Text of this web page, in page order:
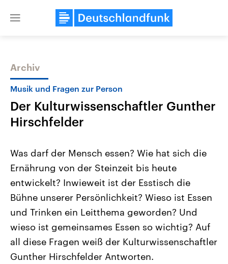
Close
Themen
Landtagswahl Sachsen-Anhalt
2026
Alle Informationen
Sachsen-Anhalt wählt am 6.
September 2026 einen neuen
Landtag. Seit 2021 wird das
Bundesland von einer Koalition aus
CDU, SPD und FDP regiert.-
Umfragen, Prognosen,
Wahlprogramme, aktuelle Berichte
und Hintergründe zu den Parteien
USA
Aktuelle Beiträge,
Hintergründe
Wirtschaftlich und
gehören die Vereinigten
den mächtigsten Ländern
mit großem Einfluss auf
aktuelle Weltgeschehen.
Sendungen Programm Podcasts
Archiv
Musik und Fragen zur Person
Der Kulturwissenschaftler Gunther
Hirschfelder
Was darf der Mensch essen? Wie hat sich die
Ernährung von der Steinzeit bis heute
entwickelt? Inwieweit ist der Esstisch die
Bühne unserer Persönlichkeit? Wieso ist Essen
und Trinken ein Leitthema geworden? Und
wieso ist gemeinsames Essen so wichtig? Auf
all diese Fragen weiß der Kulturwissenschaftler
Gunther Hirschfelder Antworten.